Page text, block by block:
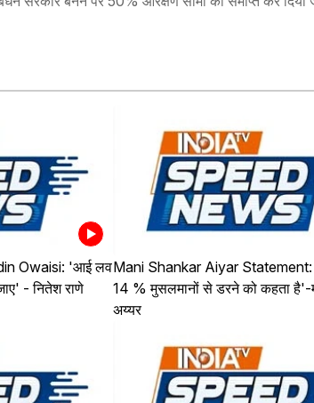
Owaisi: 'आई लव
- नितेश राणे
Mani Shankar Aiyar
14 % मुसलमानों से डरने को कहता
अय्यर